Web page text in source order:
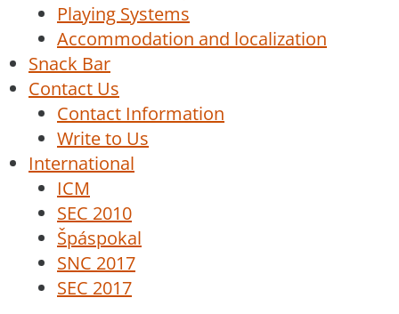
Playing Systems
Accommodation and localization
Snack Bar
Contact Us
Contact Information
Write to Us
International
ICM
SEC 2010
Špáspokal
SNC 2017
SEC 2017